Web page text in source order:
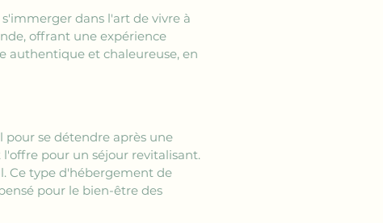
s'immerger dans l'art de vivre à
offrant une expérience
authentique et chaleureuse, en
pour se détendre après une
pour un séjour revitalisant.
Ce type d'hébergement de
pour le bien-être des